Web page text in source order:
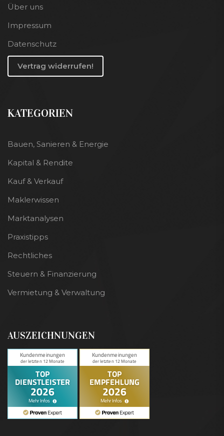
Über uns
Impressum
Datenschutz
Vertrag widerrufen!
KATEGORIEN
Bauen, Sanieren & Energie
Kapital & Rendite
Kauf & Verkauf
Maklerwissen
Marktanalysen
Praxistipps
Rechtliches
Steuern & Finanzierung
Vermietung & Verwaltung
AUSZEICHNUNGEN